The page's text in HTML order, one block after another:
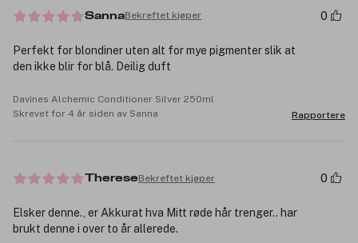
SannaBekreftet kjøper 0
Perfekt for blondiner uten alt for mye pigmenter slik at
den ikke blir for blå. Deilig duft
Davines Alchemic Conditioner Silver 250ml
Skrevet for 4 år siden av Sanna
Rapportere
ThereseBekreftet kjøper 0
Elsker denne., er Akkurat hva Mitt røde hår trenger.. har
brukt denne i over to år allerede.